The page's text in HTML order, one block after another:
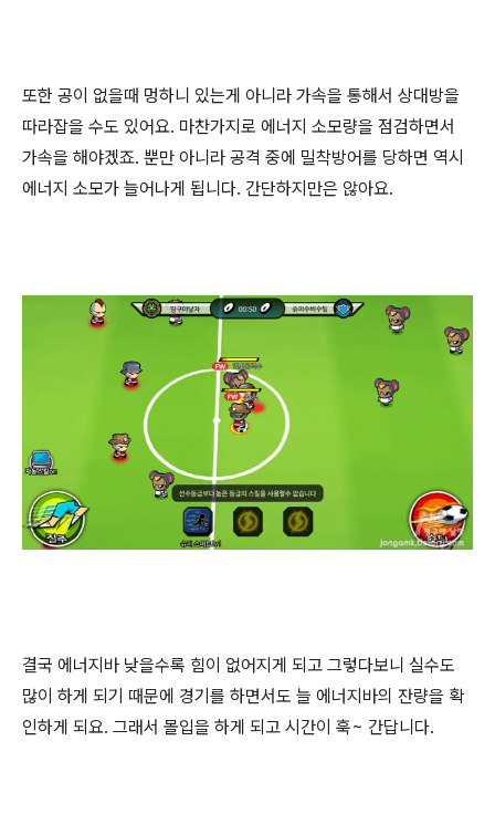
또한 공이 없을때 멍하니 있는게 아니라 가속을 통해서 상대방을
따라잡을 수도 있어요. 마찬가지로 에너지 소모량을 점검하면서
가속을 해야겠죠. 뿐만 아니라 공격 중에 밀착방어를 당하면 역시
에너지 소모가 늘어나게 됩니다. 간단하지만은 않아요.
결국 에너지바 낮을수록 힘이 없어지게 되고 그렇다보니 실수도
많이 하게 되기 때문에 경기를 하면서도 늘 에너지바의 잔량을 확
인하게 되요. 그래서 몰입을 하게 되고 시간이 훅~ 간답니다.